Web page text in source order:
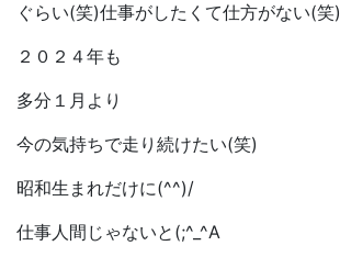
ぐらい(笑)仕事がしたくて仕方がない(笑)
２０２４年も
多分１月より
今の気持ちで走り続けたい(笑)
昭和生まれだけに(^^)/
仕事人間じゃないと(;^_^A